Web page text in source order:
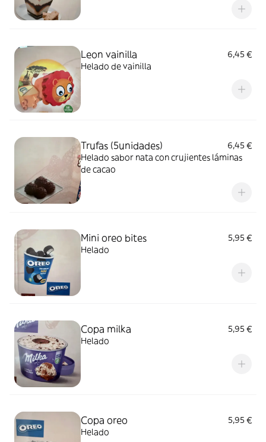
Leon vainilla
6,45 €
Helado de vainilla
Trufas (5unidades)
6,45 €
Helado sabor nata con crujientes láminas
de cacao
Mini oreo bites
5,95 €
Helado
Copa milka
5,95 €
Helado
Copa oreo
5,95 €
Helado